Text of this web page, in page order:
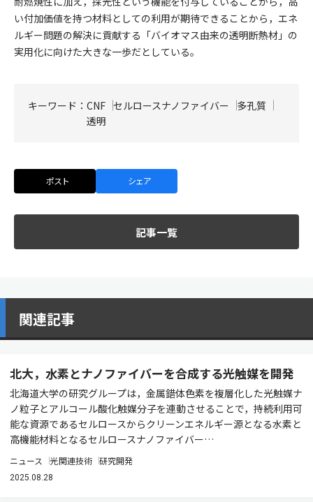
い付加価値を持つ材料としての利用が期待できることから，エネ
ルギー問題の解決に貢献する「バイオマス由来の透明断熱材」の
実用化に向けた大きな一歩だとしている。
キーワード： CNF セルロースナノファイバー
多孔質
透明
ポスト シェア
記事一覧
関連記事
北大，水素とナノファイバーを合成する光触媒を開発
北海道大学の研究グループは，金属錯体色素を複層化した光触媒ナ
ノ粒子とアルコール酸化触媒分子を連動させることで，持続利用可
能な資源であるセルロースからクリーンエネルギー源となる水素と
高機能材料となるセルロースナノファイバー…
ニュース 光関連技術 研究開発
2025.08.28